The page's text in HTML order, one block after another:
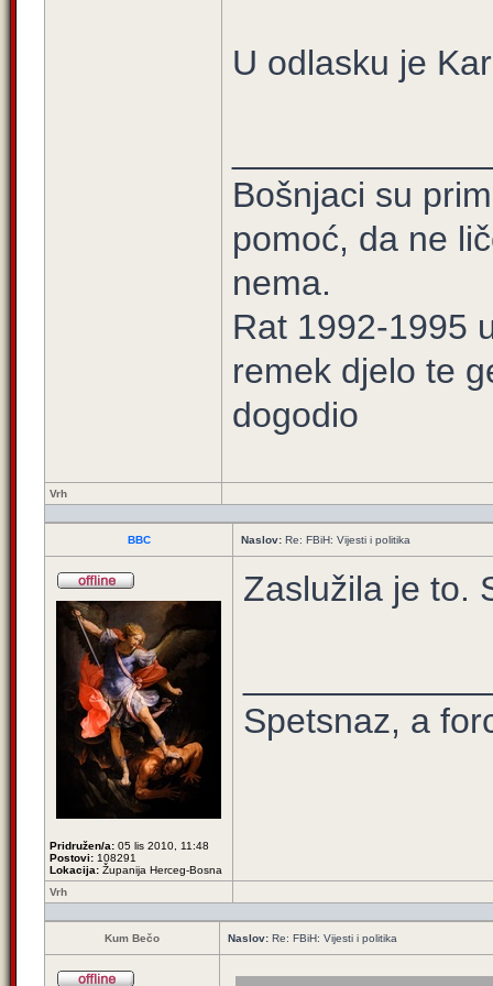
U odlasku je
Bošnjaci su
pomoć, da ne
nema.
Rat 1992-1995
remek djelo te
dogodio
Vrh
BBC Naslov: Re: FBiH: Vijesti i politika
Pridružen/a: 05 lis 2010, 11:48
Postovi: 108291
Lokacija: Županija Herceg-Bosna
Zaslužila je to.
Spetsnaz, a
Vrh
Kum Bečo Naslov: Re: FBiH: Vijesti i politika